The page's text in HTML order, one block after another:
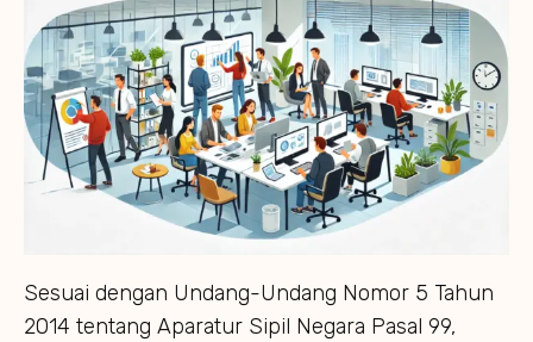
Sesuai dengan Undang-Undang Nomor 5 Tahun
2014 tentang Aparatur Sipil Negara Pasal 99,